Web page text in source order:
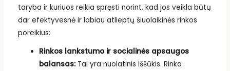
taryba ir kuriuos reikia spręsti norint, kad jos veikla būtų
dar efektyvesnė ir labiau atlieptų šiuolaikinės rinkos
poreikius:
Rinkos lankstumo ir socialinės apsaugos
balansas:Tai yra nuolatinis iššūkis. Rinka